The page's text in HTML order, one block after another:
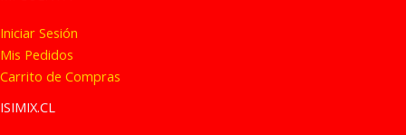
Iniciar Sesión
Mis Pedidos
Carrito de Compras
ISIMIX.CL